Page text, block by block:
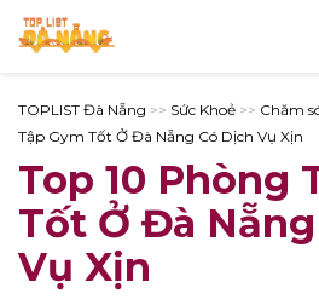
TOPLIST Đà Nẵng >> Sức Khoẻ >> Chăm
Tập Gym Tốt Ở Đà Nẵng Có Dịch Vụ Xịn
Top 10 Phòng
Tốt Ở Đà
Vụ Xịn